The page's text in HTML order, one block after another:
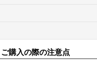
購入の際の注意点